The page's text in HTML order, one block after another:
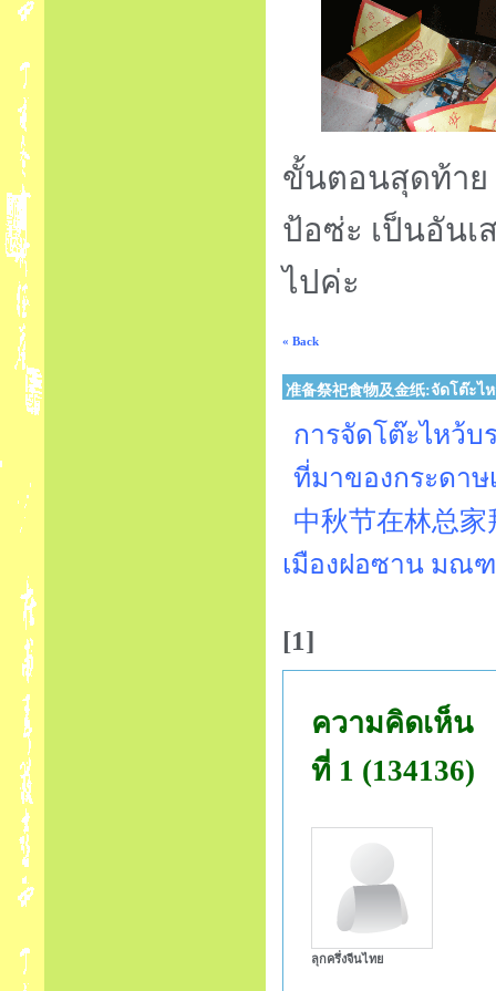
ขั้นตอนสุดท้าย
ป้อซ่ะ เป็นอันเ
ไปค่ะ
« Back
准备祭祀食物及金纸:จัดโต๊ะไ
การจัดโต๊ะไหว้
ที่มาของกระดาษ
中秋节在林总
เมืองฝอซาน มณ
[1]
ความคิดเห็น
ที่ 1 (134136)
ลุกครึ่งจีนไทย